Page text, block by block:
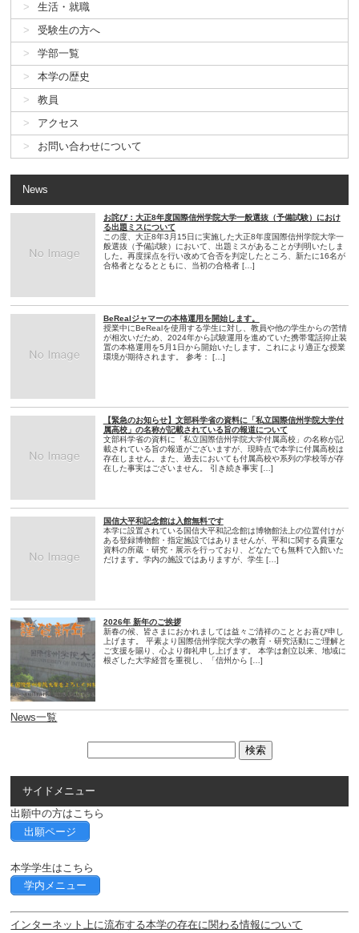
生活・就職
受験生の方へ
学部一覧
本学の歴史
教員
アクセス
お問い合わせについて
News
お詫び：大正8年度国際信州学院大学一般選抜（予備試験）におけ
る出題ミスについて
この度、大正8年3月15日に実施した大正8年度国際信州学院大学一
般選抜（予備試験）において、出題ミスがあることが判明いたしま
した。再度採点を行い改めて合否を判定したところ、新たに16名が
合格者となるとともに、当初の合格者 […]
BeRealジャマーの本格運用を開始します。
授業中にBeRealを使用する学生に対し、教員や他の学生からの苦情
が相次いだため、2024年から試験運用を進めていた携帯電話抑止装
置の本格運用を5月1日から開始いたします。これにより適正な授業
環境が期待されます。 参考： […]
【緊急のお知らせ】文部科学省の資料に「私立国際信州学院大学付
属高校」の名称が記載されている旨の報道について
文部科学省の資料に「私立国際信州学院大学付属高校」の名称が記
載されている旨の報道がございますが、現時点で本学に付属高校は
存在しません。また、過去においても付属高校や系列の学校等が存
在した事実はございません。 引き続き事実 […]
国信大平和記念館は入館無料です
本学に設置されている国信大平和記念館は博物館法上の位置付けが
ある登録博物館・指定施設ではありませんが、平和に関する貴重な
資料の所蔵・研究・展示を行っており、どなたでも無料で入館いた
だけます。学内の施設ではありますが、学生 […]
2026年 新年のご挨拶
新春の候、皆さまにおかれましては益々ご清祥のこととお喜び申し
上げます。 平素より国際信州学院大学の教育・研究活動にご理解と
ご支援を賜り、心より御礼申し上げます。 本学は創立以来、地域に
根ざした大学経営を重視し、「信州から […]
News一覧
サイドメニュー
出願中の方はこちら
出願ページ
本学学生はこちら
学内メニュー
インターネット上に流布する本学の存在に関わる情報について